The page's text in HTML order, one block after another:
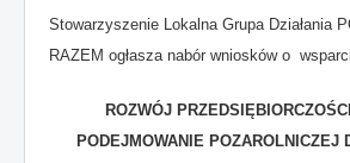
Stowarzyszenie Lokalna Grupa Działania
RAZEM ogłasza nabór wniosków o
ROZWÓJ
PODEJMOWANIE POZAROLNICZEJ